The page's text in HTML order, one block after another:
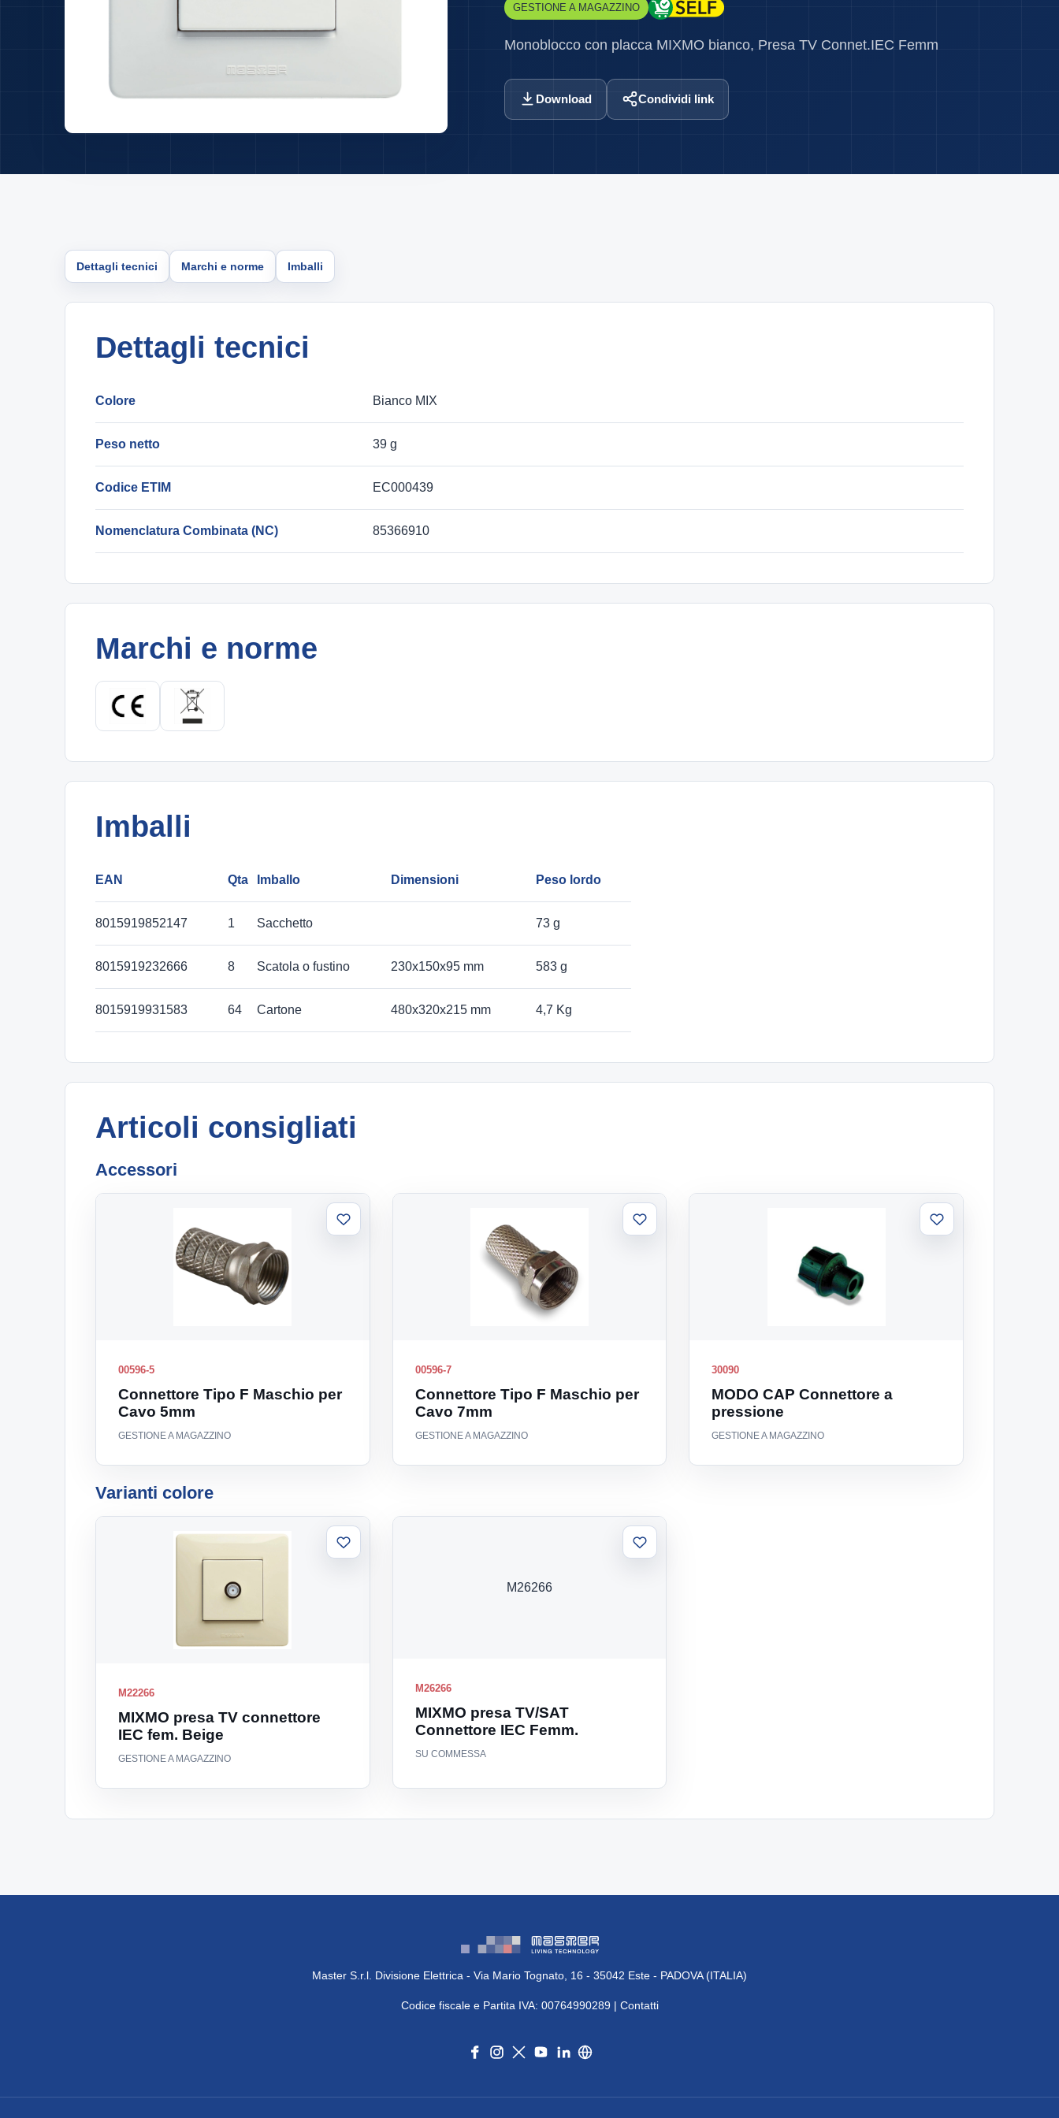
GESTIONE A MAGAZZINO
Monoblocco con placca MIXMO bianco, Presa TV Connet.IEC Femm
Download Condividi link
Dettagli tecnici Marchi e norme Imballi
Dettagli tecnici
Colore Bianco MIX
Peso netto 39 g
Codice ETIM EC000439
Nomenclatura Combinata (NC) 85366910
Marchi e norme
Imballi
EAN Qta Imballo Dimensioni Peso lordo
8015919852147 1 Sacchetto 73 g
8015919232666 8 Scatola o fustino 230x150x95 mm 583 g
8015919931583 64 Cartone 480x320x215 mm 4,7 Kg
Articoli consigliati
Accessori
00596-5
Connettore Tipo F Maschio per
Cavo 5mm
GESTIONE A MAGAZZINO
Aggiungi
alla
00596-7
Connettore Tipo F Maschio per
Cavo 7mm
GESTIONE A MAGAZZINO
Aggiungi
alla
30090
MODO CAP Connettore a
pressione
GESTIONE A MAGAZZINO
Aggiungi
alla
Varianti colore
M22266
MIXMO presa TV connettore
IEC fem. Beige
GESTIONE A MAGAZZINO
Aggiungi
alla
M26266
M26266
MIXMO presa TV/SAT
Connettore IEC Femm.
SU COMMESSA
Aggiungi
alla
Master S.r.l. Divisione Elettrica - Via Mario Tognato, 16 - 35042 Este - PADOVA (ITALIA)
Codice fiscale e Partita IVA: 00764990289 | Contatti